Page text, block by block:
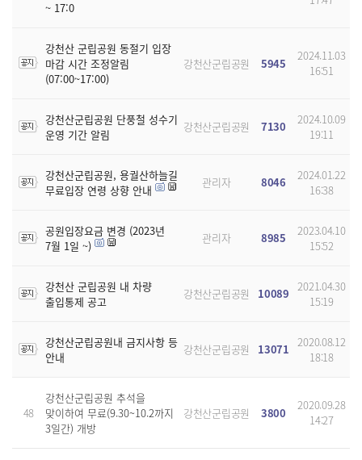
~ 17:0
강천산 군립공원 동절기 입장
마감 시간 조정알림
(07:00~17:00)
강천산군립공원 5945
2024.11.03
16:51
강천산군립공원 단풍철 성수기
운영 기간 알림
강천산군립공원 7130
2024.10.09
19:11
강천산군립공원, 용궐산하늘길
무료입장 연령 상향 안내
관리자 8046
2024.01.22
16:38
공원입장요금 변경 (2023년
7월 1일 ~)
관리자 8985
2023.04.10
15:52
강천산 군립공원 내 차량
출입통제 공고
강천산군립공원 10089
2021.04.30
15:19
강천산군립공원내 금지사항 등
안내
강천산군립공원 13071
2020.08.12
18:18
48
강천산군립공원 추석을
맞이하여 무료(9.30~10.2까지
3일간) 개방
강천산군립공원 3800
2020.09.28
14:27